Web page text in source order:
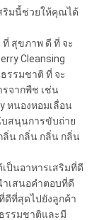
ริมนี้ช่วยให้คุณได้
ที่ สุขภาพ ดี ที่ จะ
Cleansing
รรมชาติ ที่ จะ
จากพืช เช่น
หนองหอมเลื่อน
บสนุนการขับถ่าย
ลิ่น กลิ่น กลิ่น กลิ่น
ป็นอาหารเสริมที่ดี
เสนอคําตอบที่ดี
ดีที่สุดไปยังลูกค้า
รรมชาติและมี